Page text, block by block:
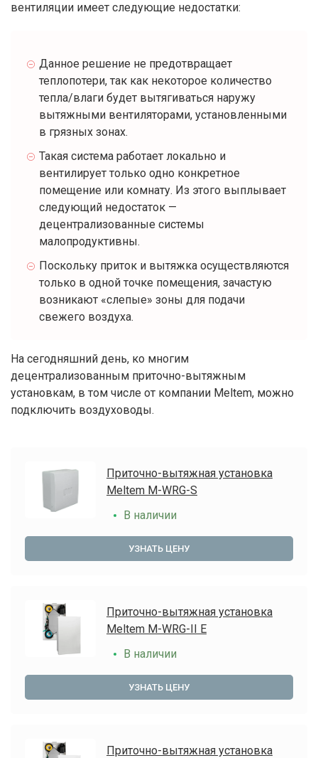
вентиляции имеет следующие недостатки:
Данное решение не предотвращает
теплопотери, так как некоторое количество
тепла/влаги будет вытягиваться наружу
вытяжными вентиляторами, установленными
в грязных зонах.
Такая система работает локально и
вентилирует только одно конкретное
помещение или комнату. Из этого выплывает
следующий недостаток —
децентрализованные системы
малопродуктивны.
Поскольку приток и вытяжка осуществляются
только в одной точке помещения, зачастую
возникают «слепые» зоны для подачи
свежего воздуха.
На сегодняшний день, ко многим
децентрализованным приточно-вытяжным
установкам, в том числе от компании Meltem, можно
подключить воздуховоды.
Приточно-вытяжная установка
Meltem M-WRG-S
В наличии
УЗНАТЬ ЦЕНУ
Приточно-вытяжная установка
Meltem M-WRG-II E
В наличии
УЗНАТЬ ЦЕНУ
Приточно-вытяжная установка